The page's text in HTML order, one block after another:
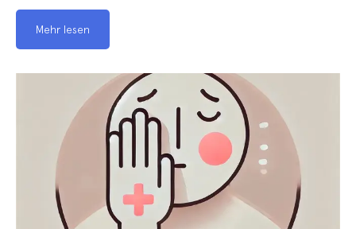
Mehr lesen